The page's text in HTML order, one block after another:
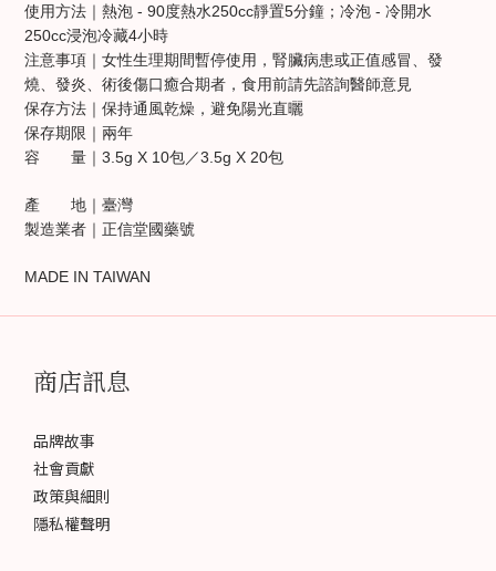
使用方法｜熱泡 - 90度熱水250cc靜置5分鐘；冷泡 - 冷開水
250cc浸泡冷藏4小時
注意事項｜女性生理期間暫停使用，腎臟病患或正值感冒、發
燒、發炎、術後傷口癒合期者，食用前請先諮詢醫師意見
保存方法｜保持通風乾燥，避免陽光直曬
保存期限｜兩年
容 量｜ 3.5g X 10包／3.5g X 20包
產 地｜臺灣
製造業者｜正信堂國藥號
MADE IN TAIWAN
商店訊息
品牌故事
社會貢獻
政策與細則
隱私權聲明